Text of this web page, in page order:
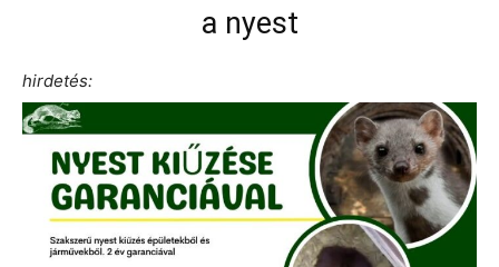
a nyest
hirdetés: